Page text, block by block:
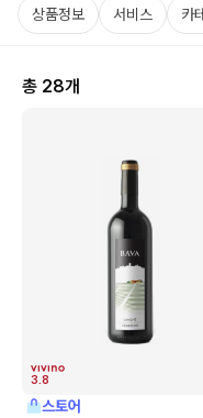
상품정보 서비스 카
총 28개
3.8
스토어